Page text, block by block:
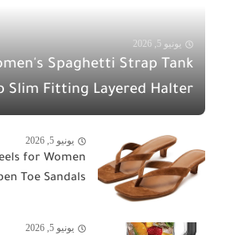
يونيو 5, 2026
Spaghetti Strap Tank
Slim Fitting Layered Halter...
يونيو 5, 2026
for Women
Toe Sandals...
يونيو 5, 2026